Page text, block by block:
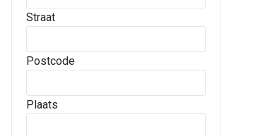
Straat
Postcode
Plaats